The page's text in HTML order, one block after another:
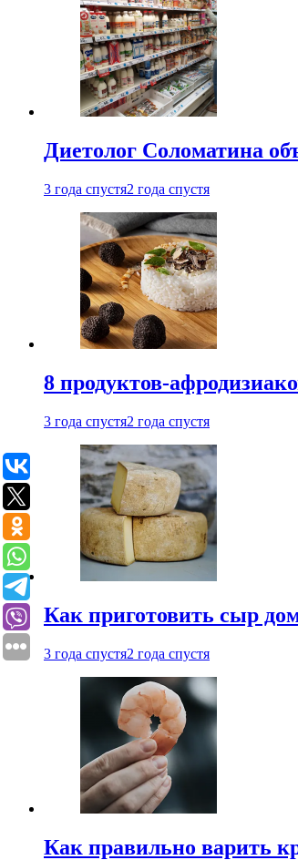
Диетолог Соломатина
3 года спустя2 года спустя
8 продуктов-
3 года спустя2 года спустя
Как приготовить сыр
3 года спустя2 года спустя
Как правильно варить